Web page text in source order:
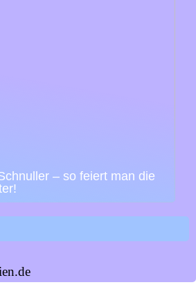
– so feiert man die